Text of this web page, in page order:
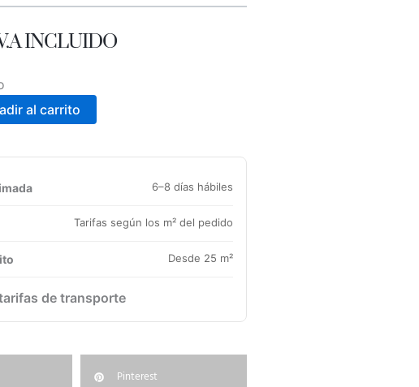
INCLUIDO
al carrito
6–8 días hábiles
Tarifas según los m² del pedido
Desde 25 m²
de transporte
Pinterest